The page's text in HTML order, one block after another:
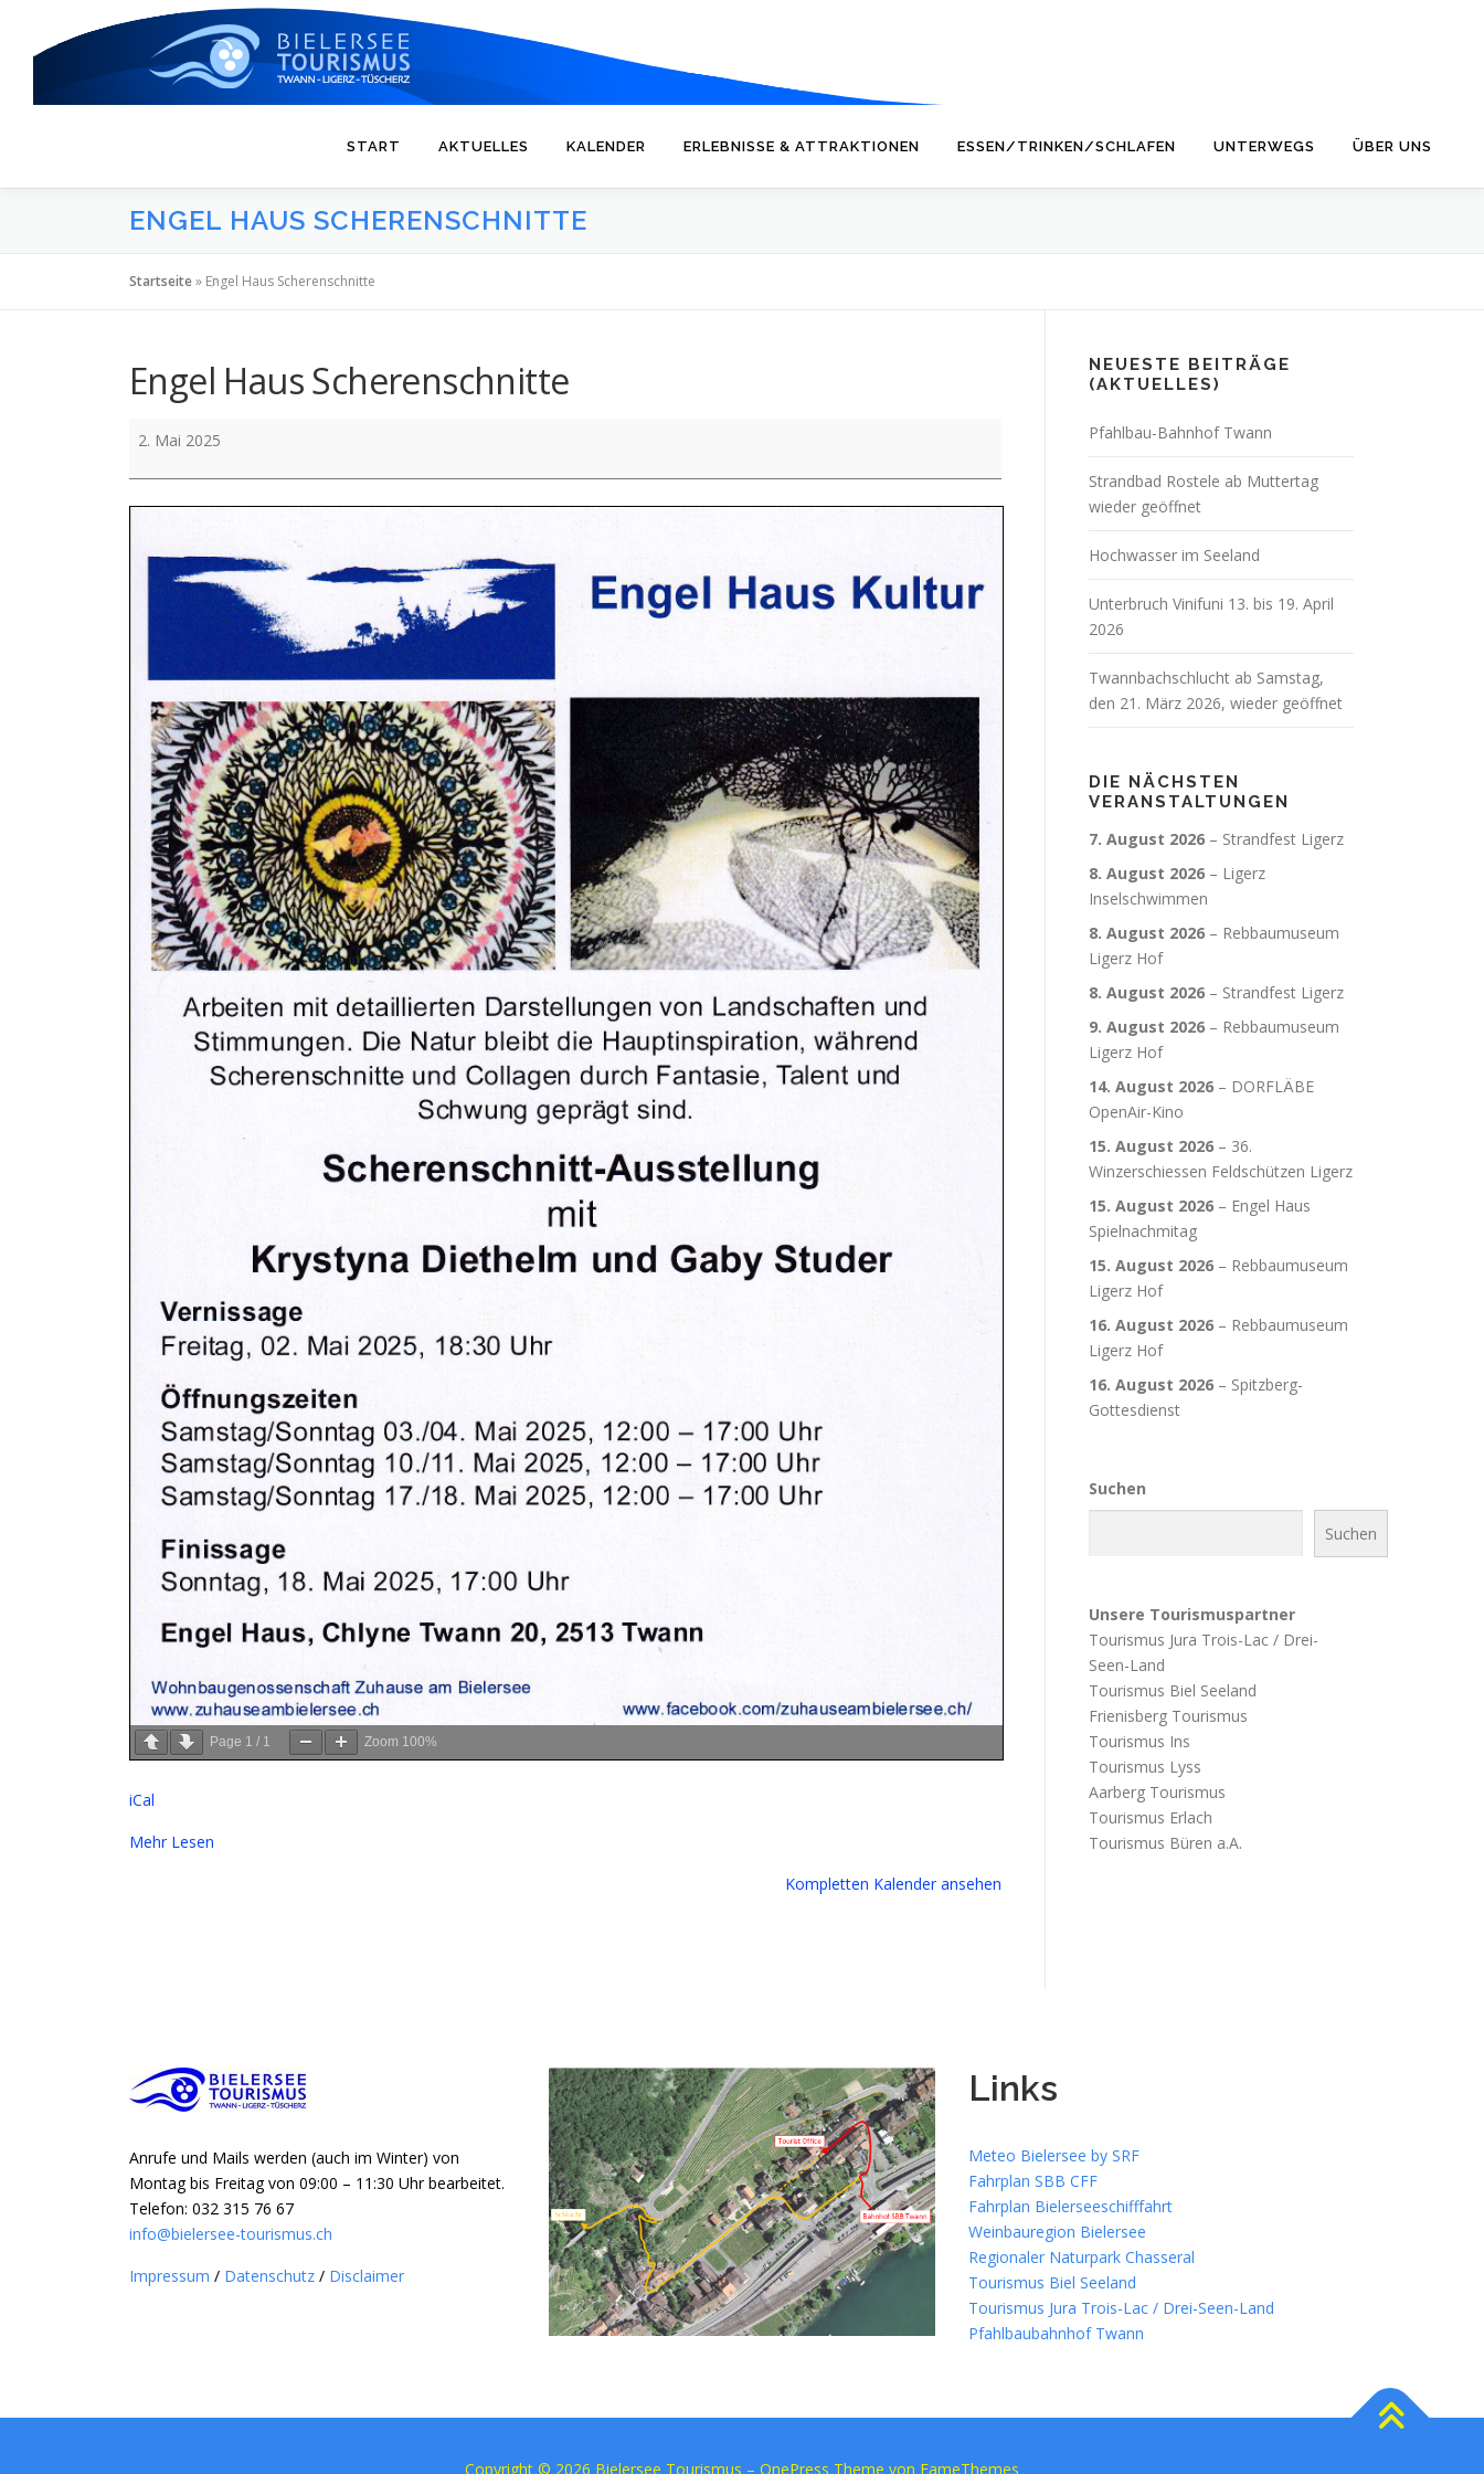
springen
START AKTUELLES KALENDER ERLEBNISSE & ATTRAKTIONEN ESSEN/TRINKEN/SCHLAFEN UNTERWEGS ÜBER UNS
ENGEL HAUS SCHERENSCHNITTE
Startseite» Engel Haus Scherenschnitte
Engel Haus Scherenschnitte
Engel
Scherenschnitte
2. Mai 2025
Page 1 / 1 Zoom 100%
iCal
Mehr Lesen
Kompletten Kalender ansehen
NEUESTE BEITRÄGE
(AKTUELLES)
Pfahlbau-Bahnhof Twann
Strandbad Rostele ab Muttertag
wieder geöffnet
Hochwasser im Seeland
Unterbruch Vinifuni 13. bis 19. April
2026
Twannbachschlucht ab Samstag,
den 21. März 2026, wieder geöffnet
DIE NÄCHSTEN
VERANSTALTUNGEN
7. August 2026 – Strandfest Ligerz
8. August 2026 – Ligerz
Inselschwimmen
8. August 2026 – Rebbaumuseum
Ligerz Hof
8. August 2026 – Strandfest Ligerz
9. August 2026 – Rebbaumuseum
Ligerz Hof
14. August 2026 – DORFLÄBE
OpenAir-Kino
15. August 2026 – 36.
Winzerschiessen Feldschützen Ligerz
15. August 2026 – Engel Haus
Spielnachmitag
15. August 2026 – Rebbaumuseum
Ligerz Hof
16. August 2026 – Rebbaumuseum
Ligerz Hof
16. August 2026 – Spitzberg-
Gottesdienst
Suchen
Suchen
Unsere Tourismuspartner
Tourismus Jura Trois-Lac / Drei-
Seen-Land
Tourismus Biel Seeland
Frienisberg Tourismus
Tourismus Ins
Tourismus Lyss
Aarberg Tourismus
Tourismus Erlach
Tourismus Büren a.A.
Anrufe und Mails werden (auch im Winter) von
Montag bis Freitag von 09:00 – 11:30 Uhr bearbeitet.
Telefon: 032 315 76 67
info@bielersee-tourismus.ch
Impressum / Datenschutz / Disclaimer
Links
Meteo Bielersee by SRF
Fahrplan SBB CFF
Fahrplan Bielerseeschifffahrt
Weinbauregion Bielersee
Regionaler Naturpark Chasseral
Tourismus Biel Seeland
Tourismus Jura Trois-Lac / Drei-Seen-Land
Pfahlbaubahnhof Twann
Copyright © 2026 Bielersee Tourismus – OnePress Theme von FameThemes